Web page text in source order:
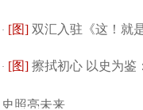
斯，导演竟是她？
· [图] 双汇入驻《这！就
舞》战略合作仪式...
· [图] 擦拭初心 以史为鉴
史照亮未来